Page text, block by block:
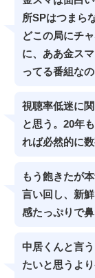
所SPはつまら
どこの局にチ
に、ああ金ス
ってる番組な
視聴率低迷に
と思う。20年
れば必然的に
もう飽きたが
言い回し、新
感たっぷりで
中居くんと言
たいと思うよ